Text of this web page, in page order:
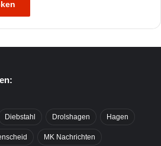
Diebstahl Drolshagen Hagen
MK Nachrichten